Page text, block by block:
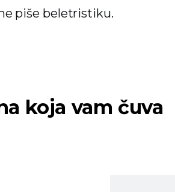
piše beletristiku.
koja vam čuva